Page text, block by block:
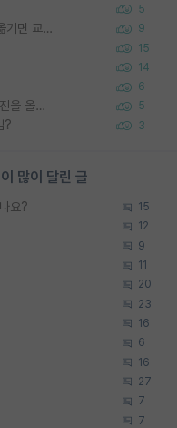
5
SSH 박사과정을 그만두고 지방대 박사로 옮기면 교수의 꿈은 끝일까요? 9
15
14
6
정보보안 연구하는 입장에선 식별가능한 사진을 올리는건 비추이긴함 5
? 3
많이 달린 글
요? 15
12
9
11
20
23
16
6
16
27
7
7